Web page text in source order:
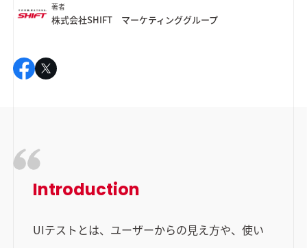
著者
株式会社SHIFT マーケティンググループ
Introduction
UIテストとは、ユーザーからの見え方や、使い